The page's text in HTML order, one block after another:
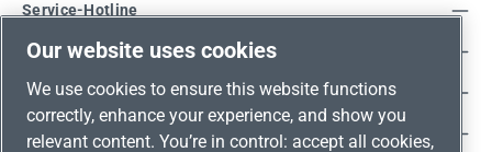
Service-Hotline
Unsere Vorteile
Versandarten
Zahlungsarten
Our website uses cookies
We use cookies to ensure this website functions
correctly, enhance your experience, and show you
relevant content. You’re in control: accept all cookies,